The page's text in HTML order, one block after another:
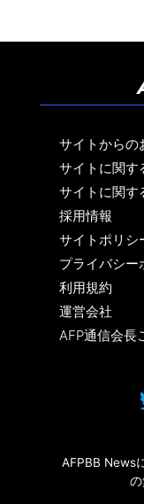
サイトからの
サイトに関す
サイトに関す
採用情報
サイトポリシ
プライバシー
利用規約
運営会社
AFP通信会長
AFPBB News
の